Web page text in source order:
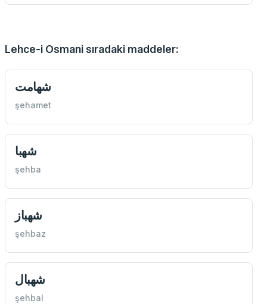
Lehce-i Osmani sıradaki maddeler:
شهامت
şehamet
شهبا
şehba
شهباز
şehbaz
شهبال
şehbal